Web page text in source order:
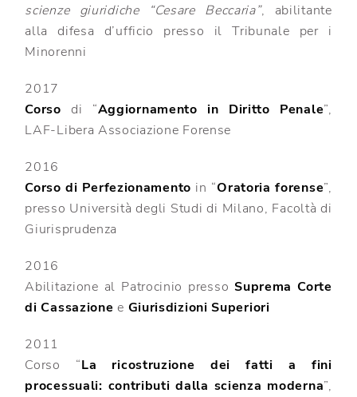
scienze giuridiche “Cesare Beccaria”, abilitante
alla difesa d’ufficio presso il Tribunale per i
Minorenni
2017
Corso di “Aggiornamento in Diritto Penale”,
LAF-Libera Associazione Forense
2016
Corso di Perfezionamento in “Oratoria forense”,
presso Università degli Studi di Milano, Facoltà di
Giurisprudenza
2016
Abilitazione al Patrocinio pressoSuprema Corte
di Cassazione e Giurisdizioni Superiori
2011
Corso “La ricostruzione dei fatti a fini
processuali: contributi dalla scienza moderna”,